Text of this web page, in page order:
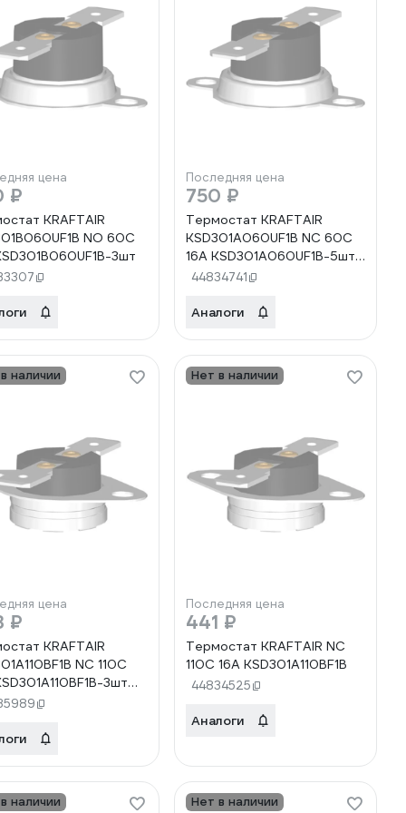
цена
₽
KRAFTAIR
NO 60C
3шт
Последняя цена
750 ₽
Термостат KRAFTAIR
KSD301A060UF1B NC 60C
16A KSD301A060UF1B-5шт
KSD301A060UF1B-5шт
44834741
Аналоги
наличии
цена
₽
KRAFTAIR
NC 110C
3шт
3шт
Нет в наличии
Последняя цена
441 ₽
Термостат KRAFTAIR NC
110C 16A KSD301A110BF1B
44834525
Аналоги
наличии Нет в наличии